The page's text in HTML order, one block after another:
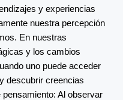
y experiencias
nuestra percepción
En nuestras
y los cambios
uno puede acceder
descubrir creencias
Al observar